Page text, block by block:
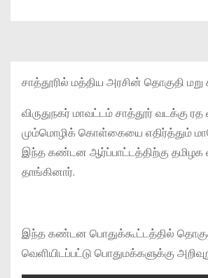
சாத்தூரில் மத்திய அரசின் தொகுதி
விருதுநகர் மாவட்டம் சாத்தூர் வடக்கு
மும்மொழிக் கொள்கையை எதிர்த்தும்
இந்த கண்டன ஆர்ப்பாட்டத்திற்கு தமிழக
தாங்கினார்.
இந்த கண்டன பொதுக்கூட்டத்தில் தொகுதி
வெளியிடப்பட்டு பொதுமக்களுக்கு